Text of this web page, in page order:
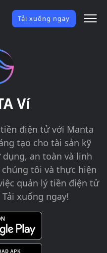
Tải xuống ngay
Ví
điện tử với Manta
tạo cho tài sản kỹ
an toàn và linh
tôi và thực hiện
quản lý tiền điện tử
xuống ngay!